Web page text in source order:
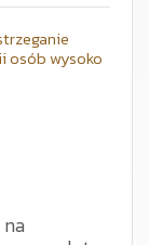
that
with
intricate
with
of
analysis of
booking
osób wysoko